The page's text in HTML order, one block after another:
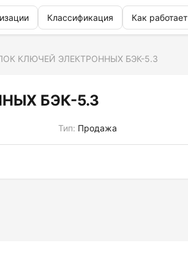
Классификация Как работает
КЛЮЧЕЙ ЭЛЕКТРОННЫХ БЭК-5.3
БЭК-5.3
Тип: Продажа